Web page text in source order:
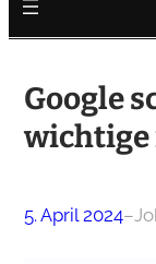
Google
wichtige
5. April 2024–